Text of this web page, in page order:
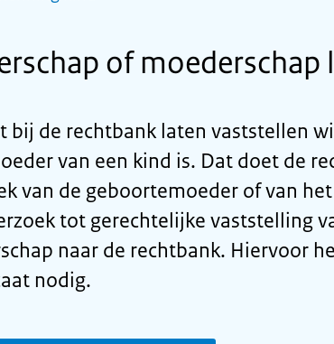
of
bij de rechtbank laten vaststellen
van een kind is. Dat doet de
van de geboortemoeder of van
tot gerechtelijke vaststelling
naar de rechtbank. Hiervoor
nodig.